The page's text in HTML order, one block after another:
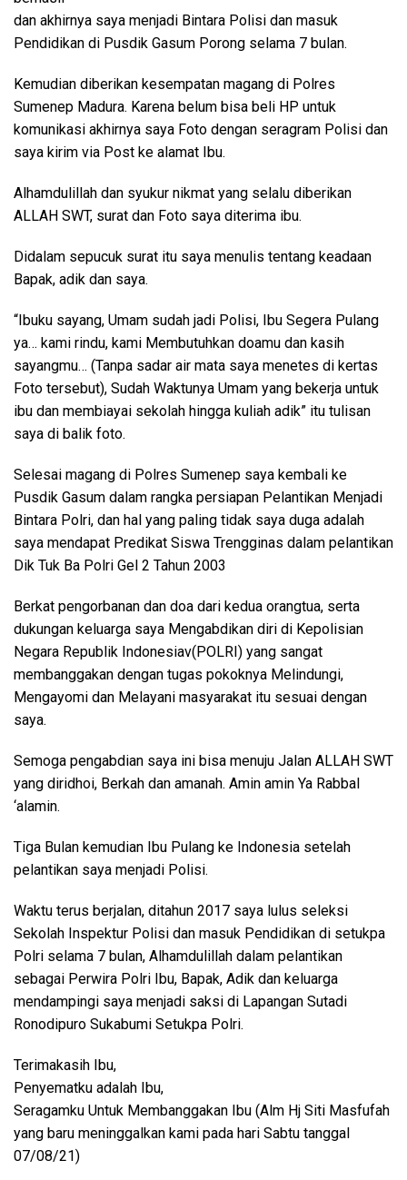
dan akhirnya saya menjadi Bintara Polisi dan masuk
Pendidikan di Pusdik Gasum Porong selama 7 bulan.
Kemudian diberikan kesempatan magang di Polres
Sumenep Madura. Karena belum bisa beli HP untuk
komunikasi akhirnya saya Foto dengan seragram Polisi dan
saya kirim via Post ke alamat Ibu.
Alhamdulillah dan syukur nikmat yang selalu diberikan
ALLAH SWT, surat dan Foto saya diterima ibu.
Didalam sepucuk surat itu saya menulis tentang keadaan
Bapak, adik dan saya.
“Ibuku sayang, Umam sudah jadi Polisi, Ibu Segera Pulang
ya… kami rindu, kami Membutuhkan doamu dan kasih
sayangmu… (Tanpa sadar air mata saya menetes di kertas
Foto tersebut), Sudah Waktunya Umam yang bekerja untuk
ibu dan membiayai sekolah hingga kuliah adik” itu tulisan
saya di balik foto.
Selesai magang di Polres Sumenep saya kembali ke
Pusdik Gasum dalam rangka persiapan Pelantikan Menjadi
Bintara Polri, dan hal yang paling tidak saya duga adalah
saya mendapat Predikat Siswa Trengginas dalam pelantikan
Dik Tuk Ba Polri Gel 2 Tahun 2003
Berkat pengorbanan dan doa dari kedua orangtua, serta
dukungan keluarga saya Mengabdikan diri di Kepolisian
Negara Republik Indonesiav(POLRI) yang sangat
membanggakan dengan tugas pokoknya Melindungi,
Mengayomi dan Melayani masyarakat itu sesuai dengan
saya.
Semoga pengabdian saya ini bisa menuju Jalan ALLAH SWT
yang diridhoi, Berkah dan amanah. Amin amin Ya Rabbal
‘alamin.
Tiga Bulan kemudian Ibu Pulang ke Indonesia setelah
pelantikan saya menjadi Polisi.
Waktu terus berjalan, ditahun 2017 saya lulus seleksi
Sekolah Inspektur Polisi dan masuk Pendidikan di setukpa
Polri selama 7 bulan, Alhamdulillah dalam pelantikan
sebagai Perwira Polri Ibu, Bapak, Adik dan keluarga
mendampingi saya menjadi saksi di Lapangan Sutadi
Ronodipuro Sukabumi Setukpa Polri.
Terimakasih Ibu,
Penyematku adalah Ibu,
Seragamku Untuk Membanggakan Ibu (Alm Hj Siti Masfufah
yang baru meninggalkan kami pada hari Sabtu tanggal
07/08/21)